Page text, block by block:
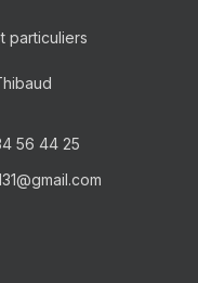
particuliers
56 44 25